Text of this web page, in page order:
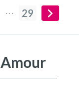
29
Amour